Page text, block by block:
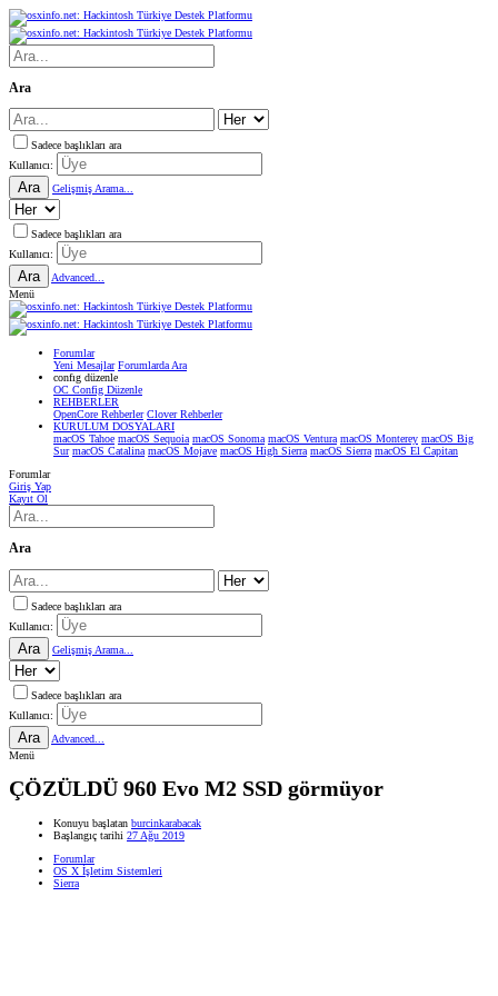
Ara
Sadece başlıkları ara
Kullanıcı:
Ara Gelişmiş Arama...
Sadece başlıkları ara
Kullanıcı:
Ara
Advanced...
Menü
Forumlar
Yeni Mesajlar Forumlarda Ara
confıg düzenle
OC Config Düzenle
REHBERLER
OpenCore Rehberler Clover Rehberler
KURULUM DOSYALARI
macOS Tahoe macOS Sequoia macOS Sonoma macOS Ventura macOS Monterey macOS Big
Sur macOS Catalina macOS Mojave macOS High Sierra macOS Sierra macOS El Capitan
Forumlar
Giriş Yap
Kayıt Ol
Ara
Sadece başlıkları ara
Kullanıcı:
Ara Gelişmiş Arama...
Sadece başlıkları ara
Kullanıcı:
Ara
Advanced...
Menü
ÇÖZÜLDÜ 960 Evo M2 SSD görmüyor
Konuyu başlatan burcinkarabacak
Başlangıç tarihi 27 Ağu 2019
Forumlar
OS X İşletim Sistemleri
Sierra